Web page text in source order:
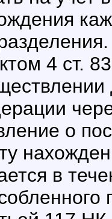
4 ст.
о
в